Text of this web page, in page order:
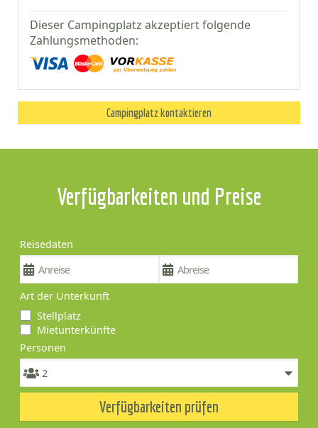
Dieser Campingplatz akzeptiert folgende
Zahlungsmethoden:
Campingplatz kontaktieren
Verfügbarkeiten und Preise
Reisedaten
Art der Unterkunft
Stellplatz
Mietunterkünfte
Personen
Verfügbarkeiten prüfen